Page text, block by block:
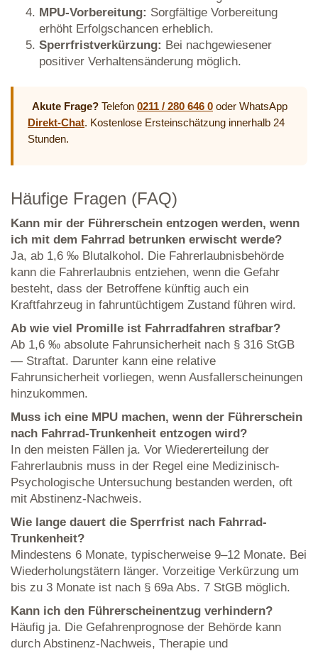
MPU-Vorbereitung: Sorgfältige Vorbereitung
erhöht Erfolgschancen erheblich.
Sperrfristverkürzung: Bei nachgewiesener
positiver Verhaltensänderung möglich.
Akute Frage? Telefon 0211 / 280 646 0 oder WhatsApp
Direkt-Chat. Kostenlose Ersteinschätzung innerhalb 24
Stunden.
Häufige Fragen (FAQ)
Kann mir der Führerschein entzogen werden, wenn
ich mit dem Fahrrad betrunken erwischt werde?
Ja, ab 1,6 ‰ Blutalkohol. Die Fahrerlaubnisbehörde
kann die Fahrerlaubnis entziehen, wenn die Gefahr
besteht, dass der Betroffene künftig auch ein
Kraftfahrzeug in fahruntüchtigem Zustand führen wird.
Ab wie viel Promille ist Fahrradfahren strafbar?
Ab 1,6 ‰ absolute Fahrunsicherheit nach § 316 StGB
— Straftat. Darunter kann eine relative
Fahrunsicherheit vorliegen, wenn Ausfallerscheinungen
hinzukommen.
Muss ich eine MPU machen, wenn der Führerschein
nach Fahrrad-Trunkenheit entzogen wird?
In den meisten Fällen ja. Vor Wiedererteilung der
Fahrerlaubnis muss in der Regel eine Medizinisch-
Psychologische Untersuchung bestanden werden, oft
mit Abstinenz-Nachweis.
Wie lange dauert die Sperrfrist nach Fahrrad-
Trunkenheit?
Mindestens 6 Monate, typischerweise 9–12 Monate. Bei
Wiederholungstätern länger. Vorzeitige Verkürzung um
bis zu 3 Monate ist nach § 69a Abs. 7 StGB möglich.
Kann ich den Führerscheinentzug verhindern?
Häufig ja. Die Gefahrenprognose der Behörde kann
durch Abstinenz-Nachweis, Therapie und